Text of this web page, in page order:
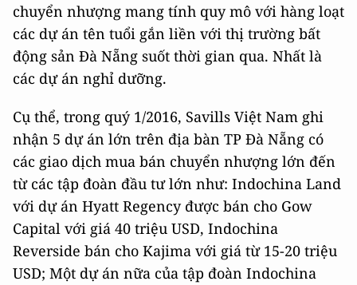
chuyển nhượng mang tính quy mô với hàng loạt
các dự án tên tuổi gắn liền với thị trường bất
động sản Đà Nẵng suốt thời gian qua. Nhất là
các dự án nghỉ dưỡng.
Cụ thể, trong quý 1/2016, Savills Việt Nam ghi
nhận 5 dự án lớn trên địa bàn TP Đà Nẵng có
các giao dịch mua bán chuyển nhượng lớn đến
từ các tập đoàn đầu tư lớn như: Indochina Land
với dự án Hyatt Regency được bán cho Gow
Capital với giá 40 triệu USD, Indochina
Reverside bán cho Kajima với giá từ 15-20 triệu
USD; Một dự án nữa của tập đoàn Indochina